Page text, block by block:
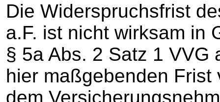
Die Widerspruchsfrist
a.F. ist nicht wirksam in
§ 5a Abs. 2 Satz 1 VVG
hier maßgebenden Frist
dem